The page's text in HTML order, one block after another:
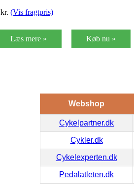
kr. (Vis fragtpris)
Læs mere » Køb nu »
Webshop
Cykelpartner.dk
Cykler.dk
Cykelexperten.dk
Pedalatleten.dk